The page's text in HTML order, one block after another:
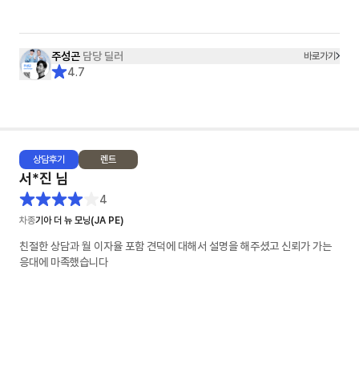
주성곤 담당 딜러 바로가기
4.7
상담후기 렌트
서*진 님
4
차종기아 더 뉴 모닝(JA PE)
친절한 상담과 월 이자율 포함 견덕에 대해서 설명을 해주셨고 신뢰가 가는
응대에 마족했습니다